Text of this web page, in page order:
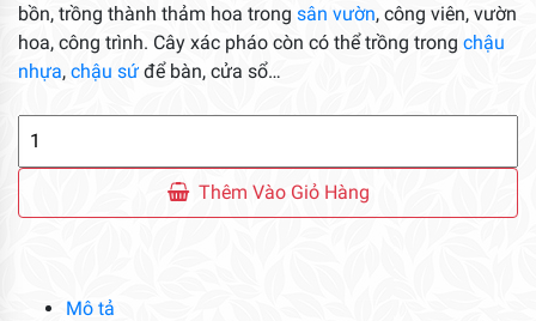
bồn, trồng thành thảm hoa trong sân vườn, công viên, vườn
hoa, công trình. Cây xác pháo còn có thể trồng trong chậu
nhựa, chậu sứ để bàn, cửa sổ…
Pháo
Thêm Vào Giỏ Hàng
Mô tả